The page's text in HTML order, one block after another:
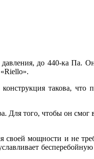
до 440-ка Па.
такова, что
того, чтобы он смог
мощности и не
бесперебойную